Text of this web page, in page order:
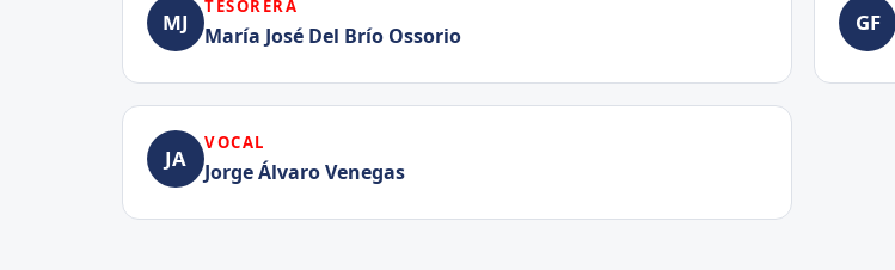
MJ
TESORERA
María José Del Brío Ossorio GF
JA
VOCAL
Jorge Álvaro Venegas